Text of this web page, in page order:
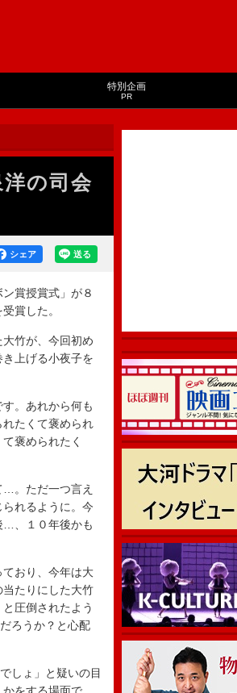
特別企画
PR
の司会
送る
シェア
賞授賞式」が８
賞した。
竹が、今回初め
上げる小夜子を
。あれから何も
たくて褒められ
褒められたく
。ただ一つ言え
れるように。今
…、１０年後かも
おり、今年は大
たりにした大竹
圧倒されたよう
ろうか？と心配
しょ」と疑いの目